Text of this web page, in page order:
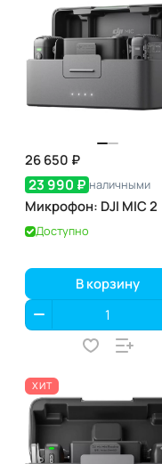
26 650 ₽
23 990 ₽ наличными
Микрофон: DJI MIC 2
Доступно
В корзину
ХИТ